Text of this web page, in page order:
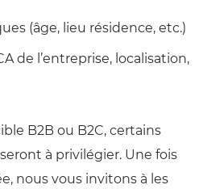
(âge, lieu résidence, etc.)
de l’entreprise, localisation,
B2B ou B2C, certains
à privilégier. Une fois
nous vous invitons à les